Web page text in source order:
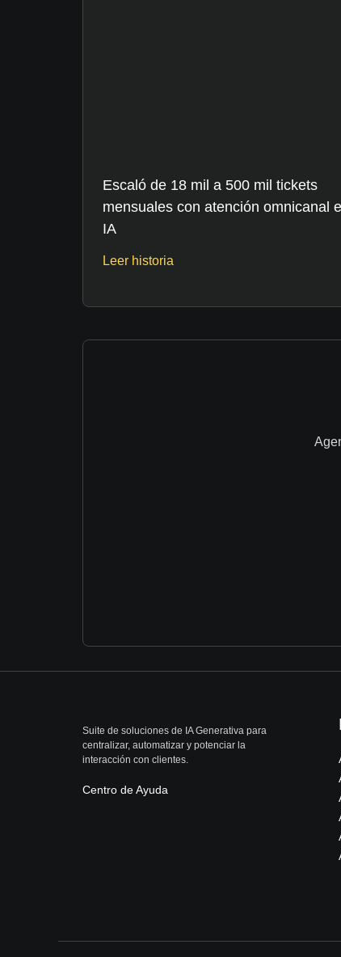
Escaló de 18 mil a 500 mil tickets
mensuales con atención omnicanal e
IA
Leer historia
Suite de soluciones de IA Generativa para
centralizar, automatizar y potenciar la
interacción con clientes.
Centro de Ayuda